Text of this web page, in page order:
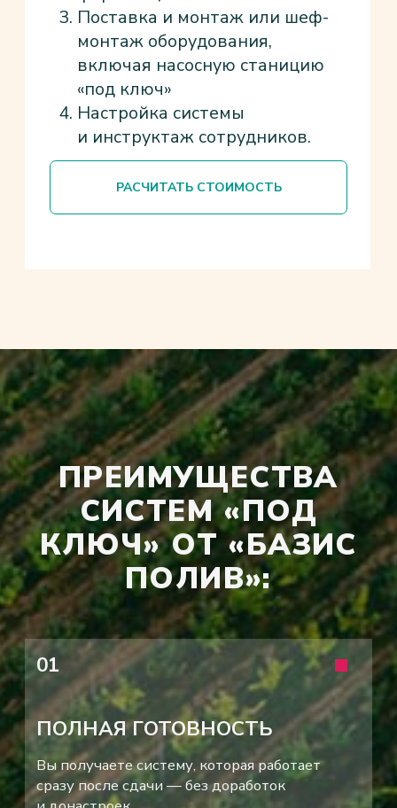
ЗАЩИТА РАСТЕНИЙ
Сухие междурядья — нет грязи и сорняков
Снижение риска болезней за счёт меньшего
контакта листьев с водой
ПОЧЕМУ «ПОД
КЛЮЧ» — ЭТО
ВЫГОДНО ДЛЯ ВАС:
ЭКОНОМИЯ ВРЕМЕНИ
Не нужно искать
подрядчиков, сравнивать
предложения,
контролировать этапы.